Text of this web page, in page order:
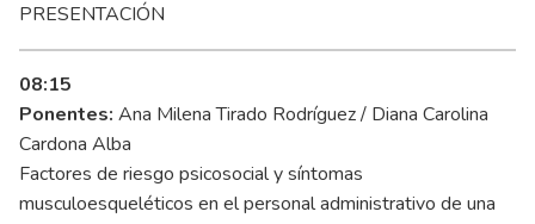
PRESENTACIÓN
08:15
Ponentes: Ana Milena Tirado Rodríguez / Diana Carolina
Cardona Alba
Factores de riesgo psicosocial y síntomas
musculoesqueléticos en el personal administrativo de una